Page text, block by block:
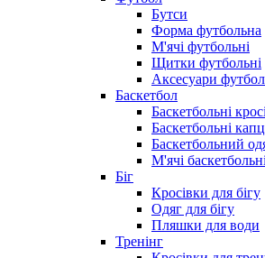
Бутси
Форма футбольна
М'ячі футбольні
Щитки футбольні
Аксесуари
Баскетбол
Баскетбольні
Баскетбольні
Баскетбольний
М'ячі баскетбольні
Біг
Кросівки для бігу
Одяг для бігу
Пляшки для води
Тренінг